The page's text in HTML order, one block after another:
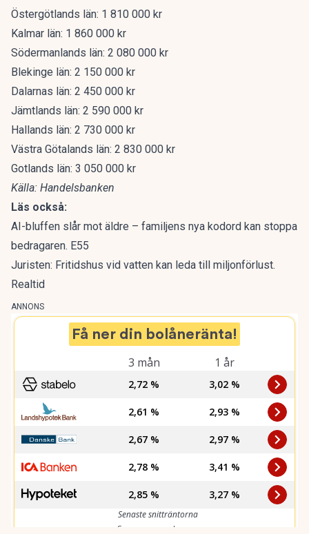
Östergötlands län: 1 810 000 kr
Kalmar län: 1 860 000 kr
Södermanlands län: 2 080 000 kr
Blekinge län: 2 150 000 kr
Dalarnas län: 2 450 000 kr
Jämtlands län: 2 590 000 kr
Hallands län: 2 730 000 kr
Västra Götalands län: 2 830 000 kr
Gotlands län: 3 050 000 kr
Källa: Handelsbanken
Läs också:
AI-bluffen slår mot äldre – familjens nya kodord kan stoppa
bedragaren. E55
Juristen: Fritidshus vid vatten kan leda till miljonförlust.
Realtid
ANNONS